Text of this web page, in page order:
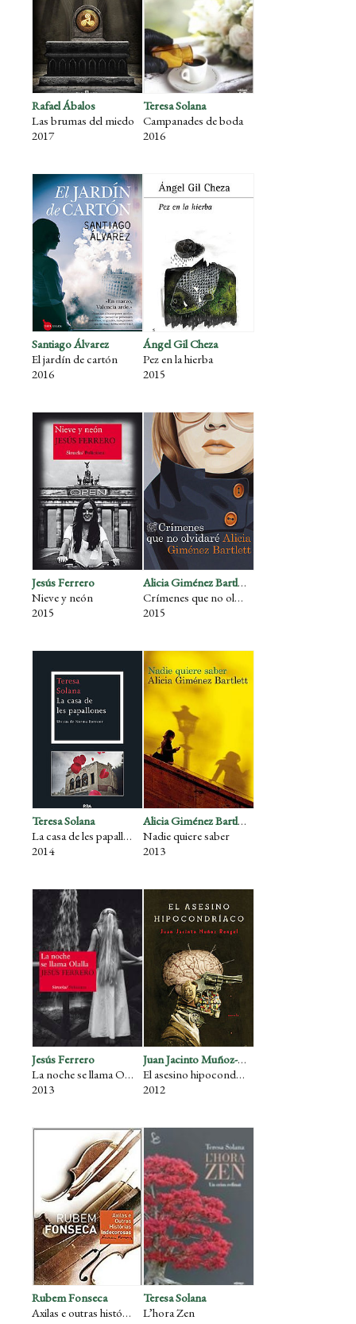
Rafael Ábalos
Las brumas del miedo
2017
Teresa Solana
Campanades de boda
2016
Santiago Álvarez
El jardín de cartón
2016
Ángel Gil Cheza
Pez en la hierba
2015
Jesús Ferrero
Nieve y neón
2015
Alicia Giménez Bartlett
Crímenes que no olvidaré
2015
Teresa Solana
La casa de les papallones
2014
Alicia Giménez Bartlett
Nadie quiere saber
2013
Jesús Ferrero
La noche se llama Olalla
2013
Juan Jacinto Muñoz-Rengel
El asesino hipocondríaco
2012
Rubem Fonseca
Axilas e outras histórias indecorosas
Teresa Solana
L’hora Zen